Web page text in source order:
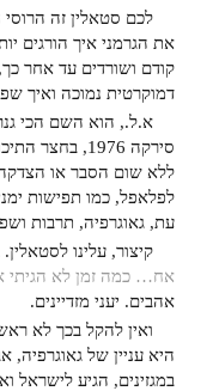
לכם סטאלין זה
את הגרמני איך הורגים
קודם ושורדים עד אחר
דמוקרטית נמוכה ואיך
א.ל., הוא השם הכי
סירקה 1976,
ללא שום הסבר או
לפלאפל, כמו תפישות
עת, גאוגרפיה, תרבות
קיצור, עלינו
אח… כמה זמן לא
אהבים. יעני מזדיינים.
ואין להקל בכך לא
היא עניין של גאוגרפיה,
במגזינים, הגיע לישראל